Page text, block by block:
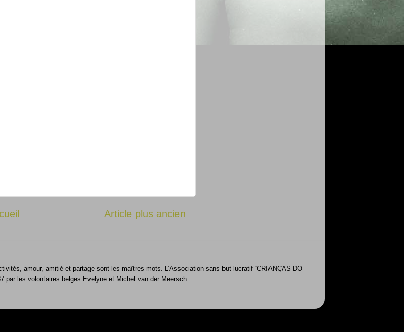
Article plus ancien
amour, amitié et partage sont les maîtres mots. L’Association sans but lucratif “CRIANÇAS DO
par les volontaires belges Evelyne et Michel van der Meersch.